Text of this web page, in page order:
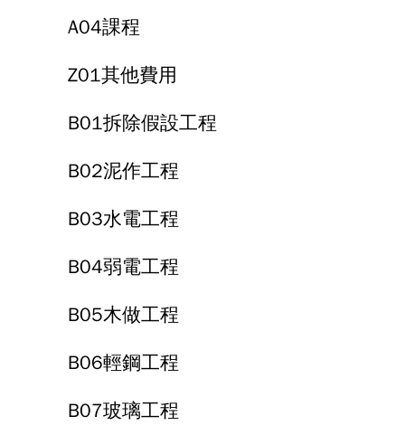
A04課程
Z01其他費用
B01拆除假設工程
B02泥作工程
B03水電工程
B04弱電工程
B05木做工程
B06輕鋼工程
B07玻璃工程